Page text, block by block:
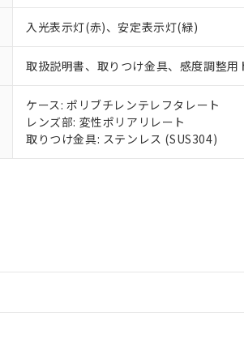
入光表示灯(赤)、安定表示灯(緑)
取扱説明書、取りつけ金具、感度調整
ケース: ポリブチレンテレフタレート
レンズ部: 変性ポリアリレート
取りつけ金具: ステンレス (SUS304)